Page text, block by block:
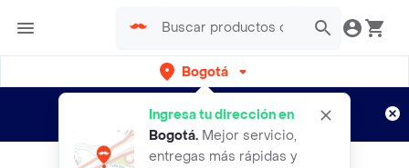
Bogotá
Ingresa tu dirección en
Bogotá. Mejor servicio,
entregas más rápidas y
envíos gratis por semanas
Aplican TyC